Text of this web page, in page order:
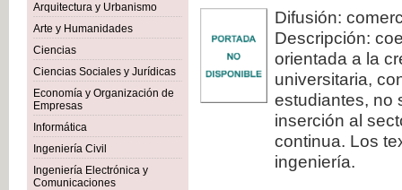
Arquitectura y Urbanismo
Arte y Humanidades
Ciencias
Ciencias Sociales y Jurídicas
Economía y Organización de
Empresas
Informática
Ingeniería Civil
Ingeniería Electrónica y
Comunicaciones
Difusión:
Descripción:
orientada a la
universitaria,
estudiantes, no
inserción al
continua. Los
ingeniería.